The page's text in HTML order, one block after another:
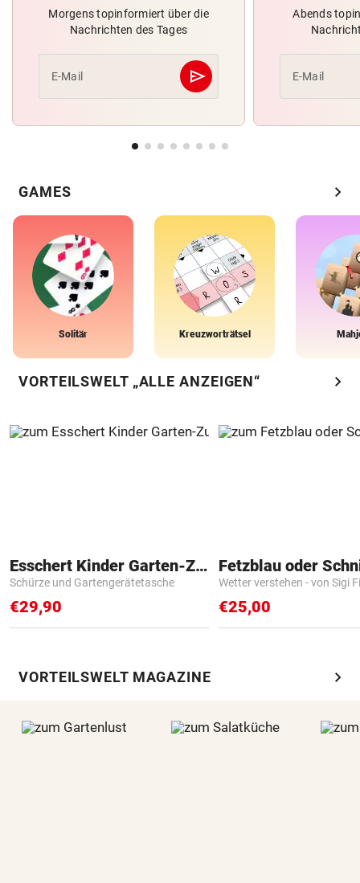
Morgens topinformiert über die
Nachrichten des Tages
E-Mail send
Abschicken
Abends
E-Mail
GAMES chevron_right
Solitär Kreuzworträtsel
VORTEILSWELT „ALLE ANZEIGEN“ chevron_right
Esschert Kinder Garten-Zubehör
Schürze und Gartengerätetasche
€29,90
Fetzblau oder
Wetter verstehen - von Sigi
€25,00
VORTEILSWELT MAGAZINE chevron_right